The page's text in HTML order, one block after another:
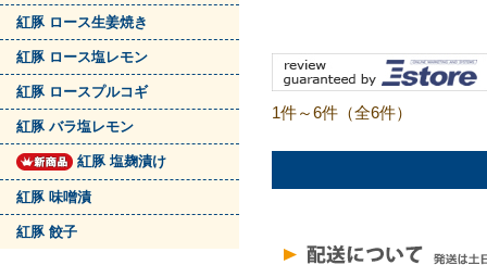
1件～6件（全6件）
紅豚 ロース生姜焼き
紅豚 ロース塩レモン
紅豚 ロースプルコギ
紅豚 バラ塩レモン
紅豚 塩麹漬け
紅豚 味噌漬
紅豚 餃子